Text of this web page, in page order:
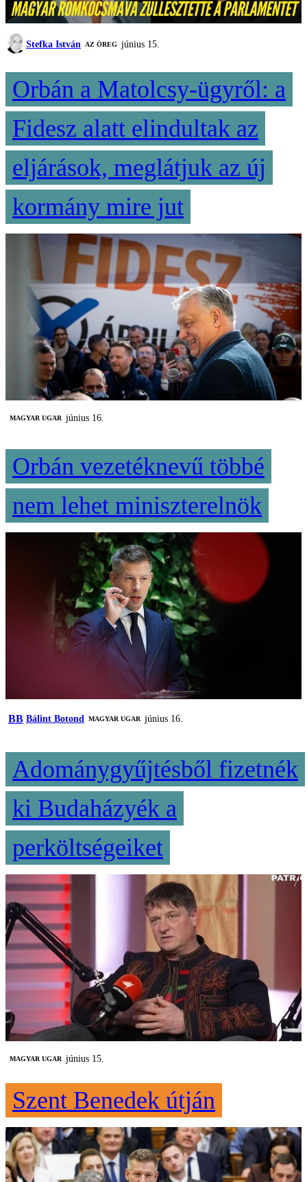
Stefka István AZ ÖREG június 15.
Orbán a Matolcsy-ügyről: a
Fidesz alatt elindultak az
eljárások, meglátjuk az új
kormány mire jut
MAGYAR UGAR június 16.
Orbán vezetéknevű többé
nem lehet miniszterelnök
BB Bálint Botond MAGYAR UGAR június 16.
Adománygyűjtésből fizetnék
ki Budaházyék a
perköltségeiket
MAGYAR UGAR június 15.
Szent Benedek útján